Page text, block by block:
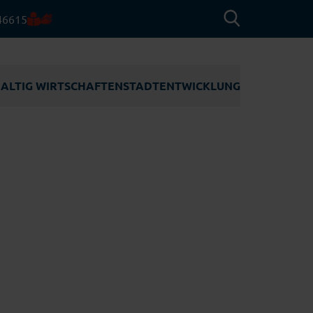
WIRTSCHAFTENSTADT­ENTWICKLUNG